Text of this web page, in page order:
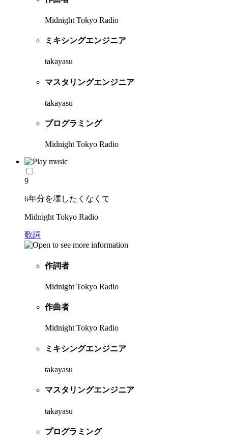
Midnight Tokyo Radio
ミキシングエンジニア
takayasu
マスタリングエンジニア
takayasu
プログラミング
Midnight Tokyo Radio
9
6年分を壊したくなくて
Midnight Tokyo Radio
歌詞
作詞者
Midnight Tokyo Radio
作曲者
Midnight Tokyo Radio
ミキシングエンジニア
takayasu
マスタリングエンジニア
takayasu
プログラミング